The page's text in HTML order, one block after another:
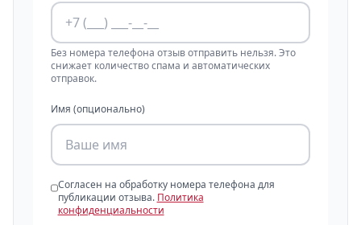
Без номера телефона отзыв отправить нельзя. Это
снижает количество спама и автоматических
отправок.
Имя (опционально)
Согласен на обработку номера телефона для
публикации отзыва. Политика
конфиденциальности